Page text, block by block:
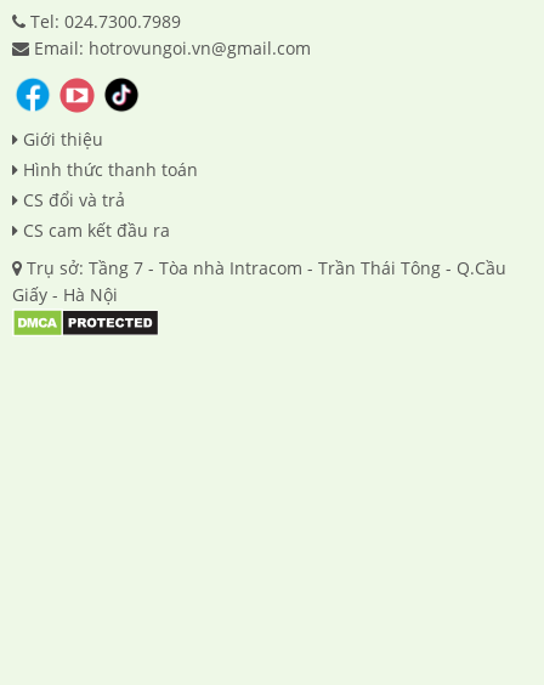
Tel: 024.7300.7989
Email: hotrovungoi.vn@gmail.com
Giới thiệu
Hình thức thanh toán
CS đổi và trả
CS cam kết đầu ra
Trụ sở: Tầng 7 - Tòa nhà Intracom - Trần Thái Tông - Q.Cầu
Giấy - Hà Nội